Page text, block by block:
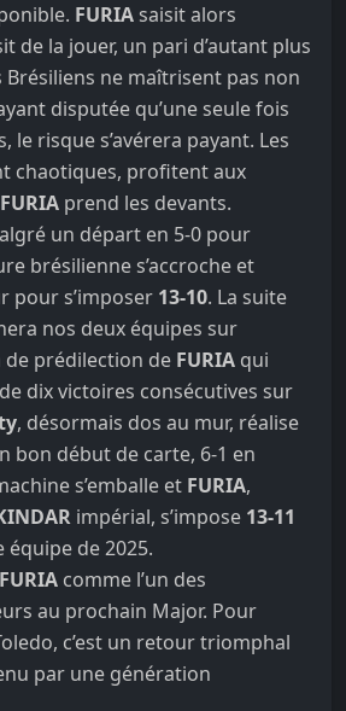
FURIAsaisit alors
de la jouer, un pari d’autant plus
Brésiliens ne maîtrisent pas non
disputée qu’une seule fois
le risque s’avérera payant. Les
chaotiques, profitent aux
FURIA prend les devants.
un départ en 5-0 pour
brésilienne s’accroche et
pour s’imposer 13-10. La suite
nos deux équipes sur
de prédilection de FURIA qui
dix victoires consécutives sur
, désormais dos au mur, réalise
bon début de carte, 6-1 en
s’emballe et FURIA,
impérial, s’impose 13-11
équipe de 2025.
FURIA comme l’un des
au prochain Major. Pour
c’est un retour triomphal
par une génération